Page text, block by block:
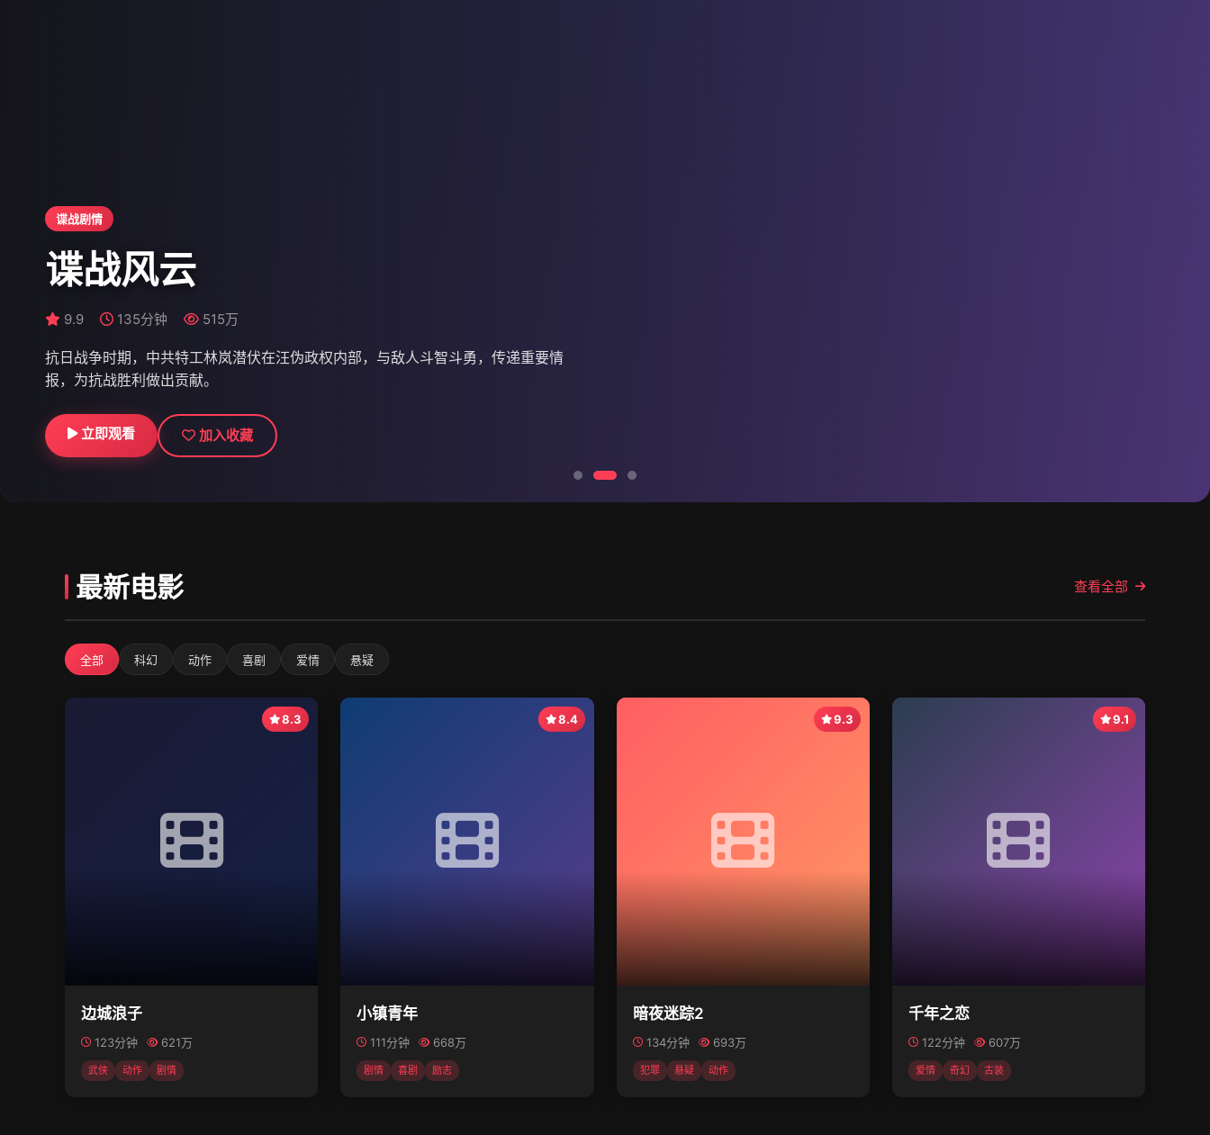
9.7 108分钟 548万
立即观看 加入收藏
谍战剧情
谍战风云
9.9 135分钟 515万
抗日战争时期，中共特工林岚潜伏在汪伪政权内部，与敌人斗智斗勇，传递重要情
报，为抗战胜利做出贡献。
立即观看 加入收藏
立即观看 加入收藏
最新电影 查看全部
全部 科幻 动作 喜剧 爱情 悬疑
8.3
边城浪子
123分钟 621万
武侠 动作 剧情
8.4
小镇青年
111分钟 668万
剧情 喜剧 励志
9.3
暗夜迷踪2
134分钟 693万
犯罪 悬疑 动作
9.1
千年之恋
122分钟 607万
爱情 奇幻 古装